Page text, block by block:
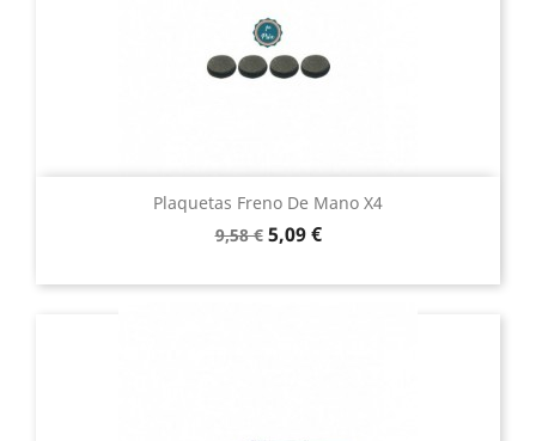
Plaquetas Freno De Mano X4
Precio
9,58 € Precio
5,09 €